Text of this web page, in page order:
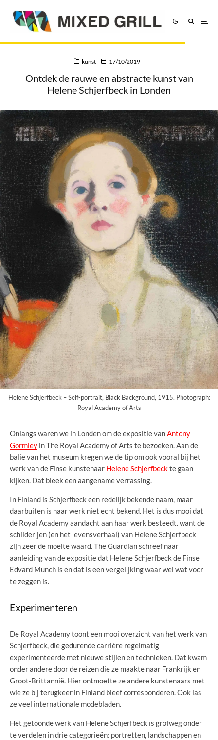
kunst 17/10/2019
Ontdek de rauwe en abstracte kunst van
Helene Schjerfbeck in Londen
Helene Schjerfbeck – Self-portrait, Black Background, 1915. Photograph:
Royal Academy of Arts
Onlangs waren we in Londen om de expositie vanAntony
Gormley in The Royal Academy of Arts te bezoeken. Aan de
balie van het museum kregen we de tip om ook vooral bij het
werk van de Finse kunstenaar Helene Schjerfbeckte gaan
kijken. Dat bleek een aangename verrassing.
In Finland is Schjerfbeck een redelijk bekende naam, maar
daarbuiten is haar werk niet echt bekend. Het is dus mooi dat
de Royal Academy aandacht aan haar werk besteedt, want de
schilderijen (en het levensverhaal) van Helene Schjerfbeck
zijn zeer de moeite waard. The Guardian schreef naar
aanleiding van de expositie dat Helene Schjerfbeck de Finse
Edvard Munch is en dat is een vergelijking waar wel wat voor
te zeggen is.
Experimenteren
De Royal Academy toont een mooi overzicht van het werk van
Schjerfbeck, die gedurende carrière regelmatig
experimenteerde met nieuwe stijlen en technieken. Dat kwam
onder andere door de reizen die ze maakte naar Frankrijk en
Groot-Brittannië. Hier ontmoette ze andere kunstenaars met
wie ze bij terugkeer in Finland bleef corresponderen. Ook las
ze veel internationale modebladen.
Het getoonde werk van Helene Schjerfbeck is grofweg onder
te verdelen in drie categorieën: portretten, landschappen en